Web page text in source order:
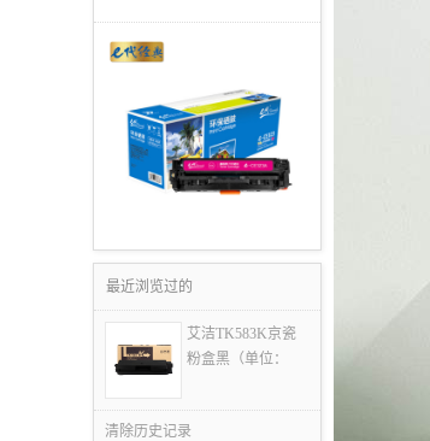
最近浏览过的
艾洁TK583K京瓷
粉盒黑（单位：
清除历史记录